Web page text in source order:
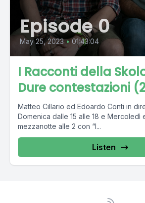
Episode 0
May 25, 2023 • 01:43:04
I Racconti della
Dure contestazioni
Matteo Cillario ed Edoardo Conti in
Domenica dalle 15 alle 18 e Mercoledì
mezzanotte alle 2 con “I...
Listen